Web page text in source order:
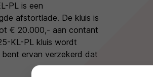
PL is een
afstortlade. De kluis is
€ 20.000,- aan contant
KL-PL kluis wordt
ervan verzekerd dat